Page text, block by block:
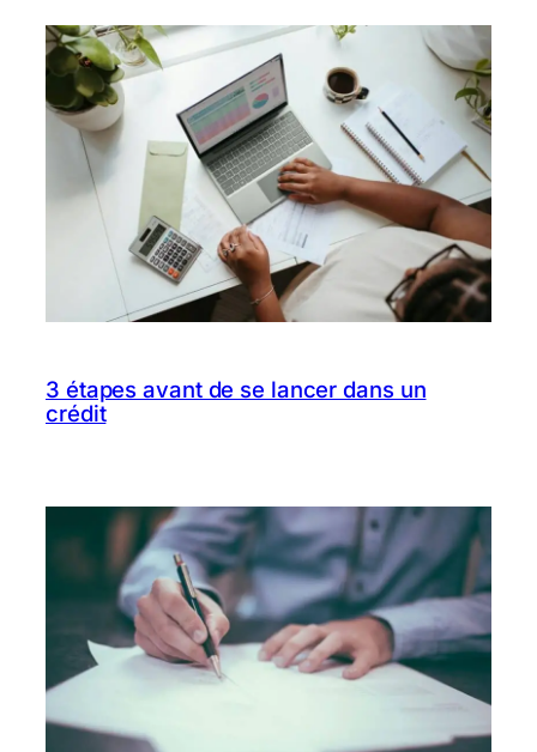
3 étapes avant de se lancer dans un
crédit